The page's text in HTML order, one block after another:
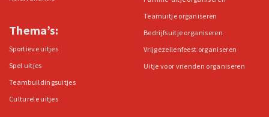
Thema’s:
Sportieve uitjes
Spel uitjes
Teambuildingsuitjes
Culturele uitjes
Teamuitje organiseren
Bedrijfsuitje organiseren
Vrijgezellenfeest organiseren
Uitje voor vrienden organiseren